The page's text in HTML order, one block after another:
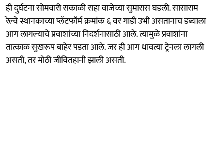
ही दुर्घटना सोमवारी सकाळी सहा वाजेच्या सुमारास घडली. सासाराम
रेल्वे स्थानकाच्या प्लॅटफॉर्म क्रमांक ६ वर गाडी उभी असतानाच डब्याला
आग लागल्याचे प्रवाशांच्या निदर्शनासाठी आले. त्यामुळे प्रवाशांना
तात्काळ सुखरूप बाहेर पडता आले. जर ही आग धावत्या ट्रेनला लागली
असती, तर मोठी जीवितहानी झाली असती.